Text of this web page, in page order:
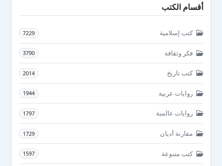
أقسام الكتب
كتب إسلامية 7229
فكر وثقافة 3790
كتب تاريخ 2014
روايات عربية 1944
روايات عالمية 1797
مقارنة أديان 1729
كتب متنوعة 1597